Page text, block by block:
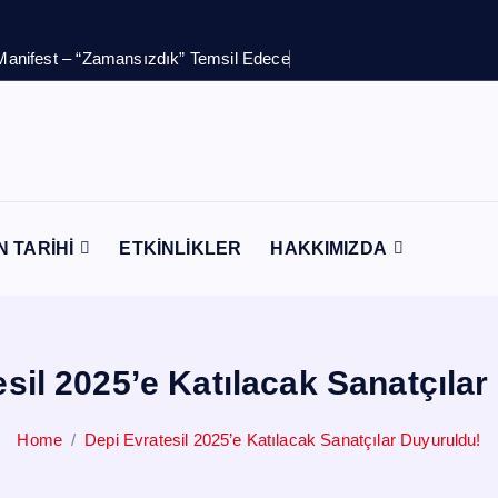
anifest – “Zamansızdık” Temsil Edecek
TARİHİ ETKİNLİKLER HAKKIMIZDA
2025’e Katılacak
Home Depi Evratesil 2025’e Katılacak Sanatçılar Duyuruldu!